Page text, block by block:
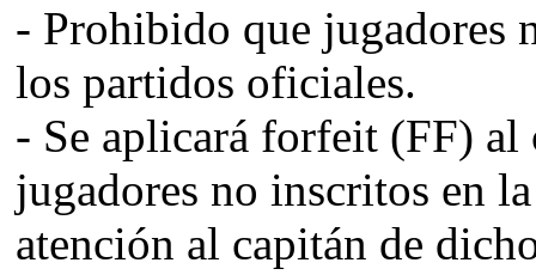
- Prohibido que jugadores
los partidos oficiales.
- Se aplicará forfeit (FF) al
jugadores no inscritos en
atención al capitán de